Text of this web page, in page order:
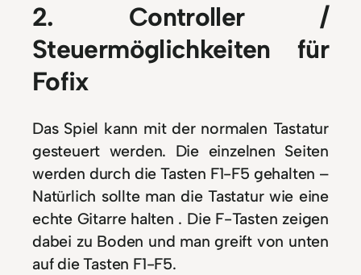
2. Controller /
Steuermöglichkeiten für
Fofix
Das Spiel kann mit der normalen Tastatur
gesteuert werden. Die einzelnen Seiten
werden durch die Tasten F1-F5 gehalten –
Natürlich sollte man die Tastatur wie eine
echte Gitarre halten . Die F-Tasten zeigen
dabei zu Boden und man greift von unten
auf die Tasten F1-F5.